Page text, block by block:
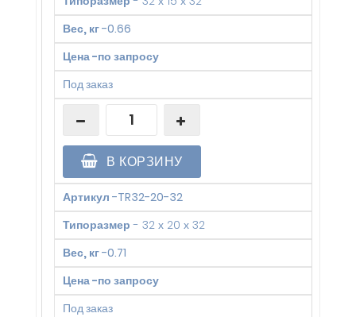
Вес, кг-0.66
Цена-по запросу
Под заказ
В КОРЗИНУ
Артикул -TR32-20-32
Типоразмер - 32 х 20 х 32
Вес, кг-0.71
Цена-по запросу
Под заказ